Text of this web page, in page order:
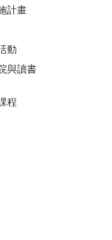
計畫
動
與讀書
程